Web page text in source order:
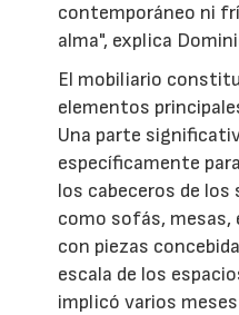
contemporáneo ni
alma", explica
El mobiliario
elementos
Una parte
específicamente
los cabeceros de
como sofás,
con piezas
escala de los
implicó varios